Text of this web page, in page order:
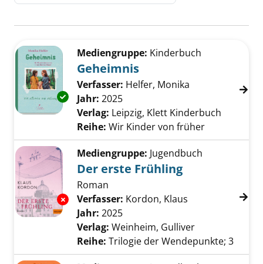
Zu den Suchfiltern springen
Exemplar-Details von Geheimnis anzeigen
Mediengruppe: Kinderbuch
Geheimnis
Verfasser: Helfer, Monika Suche nach
Jahr: 2025
Verlag: Leipzig, Klett Kinderbuch
Reihe: Wir Kinder von früher
Exemplar-Details von Der erste Frühling
Mediengruppe: Jugendbuch
Der erste Frühling
Roman
Verfasser: Kordon, Klaus Suche nach
Jahr: 2025
Verlag: Weinheim, Gulliver
Reihe: Trilogie der Wendepunkte; 3